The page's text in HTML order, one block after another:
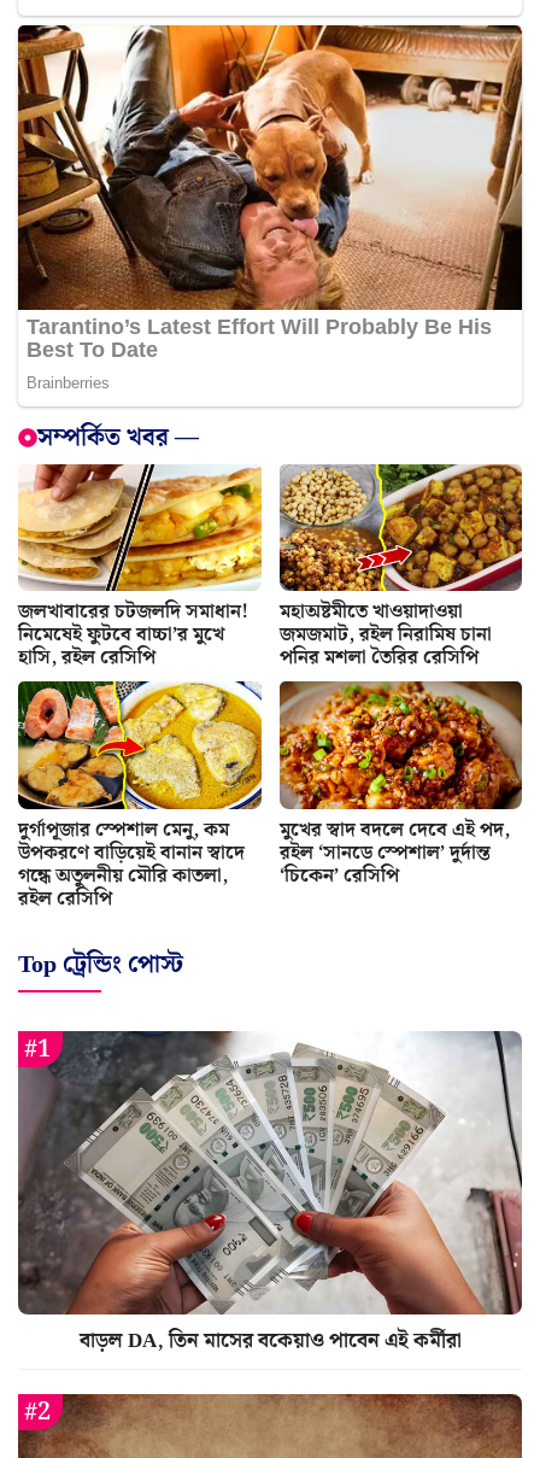
সম্পর্কিত খবর —
জলখাবারের চটজলদি সমাধান!
নিমেষেই ফুটবে বাচ্চা’র মুখে
হাসি, রইল রেসিপি
মহাঅষ্টমীতে খাওয়াদাওয়া
জমজমাট, রইল নিরামিষ চানা
পনির মশলা তৈরির রেসিপি
দুর্গাপূজার স্পেশাল মেনু, কম
উপকরণে বাড়িয়েই বানান স্বাদে
গন্ধে অতুলনীয় মৌরি কাতলা,
রইল রেসিপি
মুখের স্বাদ বদলে দেবে এই পদ,
রইল ‘সানডে স্পেশাল’ দুর্দান্ত
‘চিকেন’ রেসিপি
Top ট্রেন্ডিং পোস্ট
বাড়ল DA, তিন মাসের বকেয়াও পাবেন এই কর্মীরা